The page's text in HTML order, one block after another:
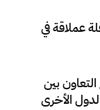
على 11 ناقلة عملاقة في
بين
الأخرى